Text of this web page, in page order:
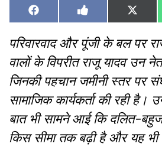
Share
on
Facebook Share
on
Like
on
Facebook
Share
on
X
परिवारवाद और पूंजी के बल पर
वालों के विपरीत राजू यादव उन
जिनकी पहचान जमीनी स्तर पर
सामाजिक कार्यकर्ता की रही है।
बात भी सामने आई कि दलित-
किस सीमा तक बढ़ी है और यह भी